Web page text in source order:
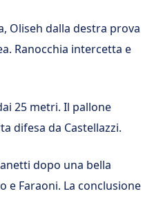
Oliseh dalla destra prova
Ranocchia intercetta e
25 metri. Il pallone
difesa da Castellazzi.
dopo una bella
e Faraoni. La conclusione